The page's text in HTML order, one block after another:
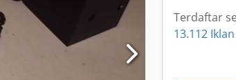
Terdaftar
13.112